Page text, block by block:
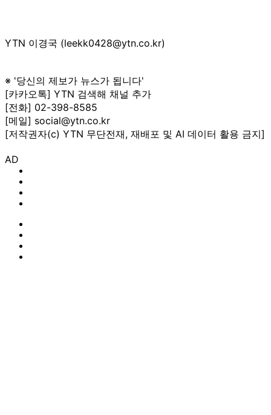
YTN 이경국 (leekk0428@ytn.co.kr)
※ '당신의 제보가 뉴스가 됩니다'
[카카오톡] YTN 검색해 채널 추가
[전화] 02-398-8585
[메일] social@ytn.co.kr
[저작권자(c) YTN 무단전재, 재배포 및 AI 데이터 활용 금지]
AD